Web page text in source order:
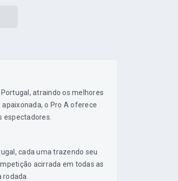
atraindo os melhores
o Pro A oferece
espectadores.
cada uma trazendo seu
acirrada em todas as